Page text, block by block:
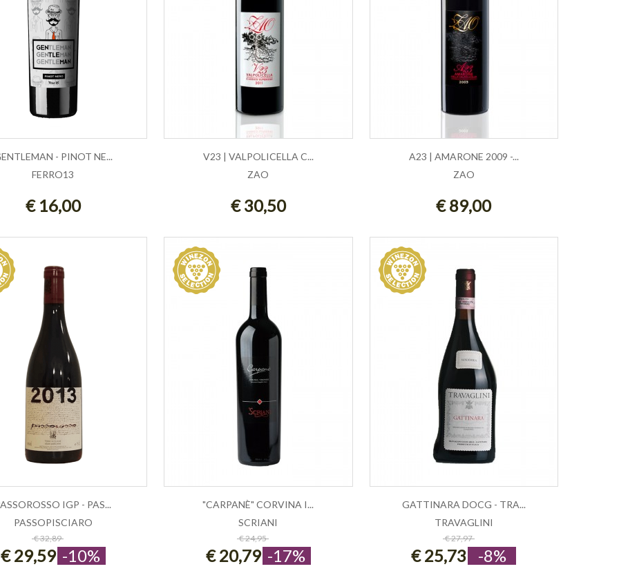
ESAURITO
- PINOT NE...
FERRO13
€ 16,00
AGGIUNGI AL CARRELLO
V23 | VALPOLICELLA C...
ZAO
€ 30,50
AGGIUNGI AL CARRELLO
A23 | AMARONE 2009 -...
ZAO
€ 89,00
ESAURITO
IGP - PAS...
PASSOPISCIARO
€ 32,89
€ 29,59 -10%
ESAURITO
"CARPANÈ" CORVINA I...
SCRIANI
€ 24,95
€ 20,79 -17%
ESAURITO
GATTINARA DOCG - TRA...
TRAVAGLINI
€ 27,97
€ 25,73 -8%